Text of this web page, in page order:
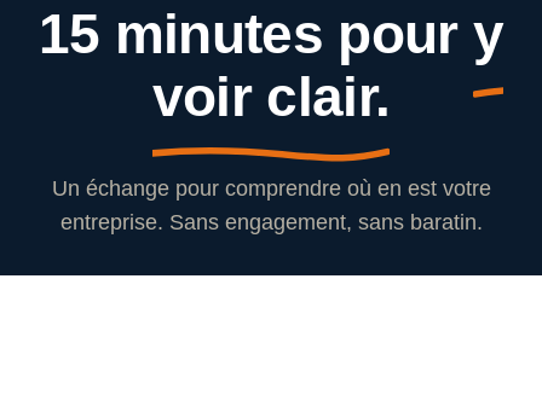
15 minutes pour y
voir clair.
Un échange pour comprendre où en est votre
entreprise. Sans engagement, sans baratin.